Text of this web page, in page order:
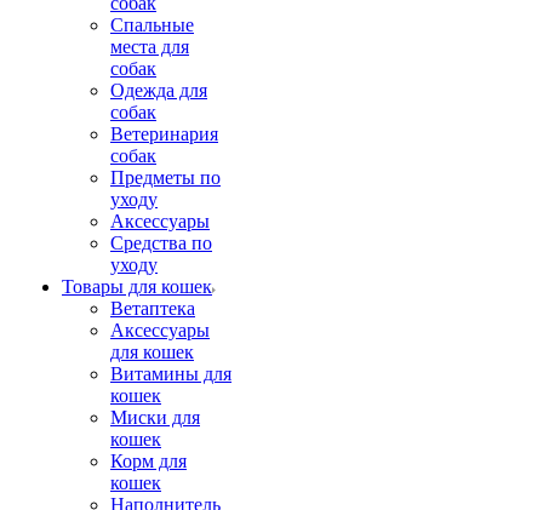
Спальные
места для
собак
Одежда для
собак
Ветеринария
собак
Предметы по
уходу
Аксессуары
Средства по
уходу
Товары для кошек
Ветаптека
Аксессуары
для кошек
Витамины для
кошек
Миски для
кошек
Корм для
кошек
Наполнитель